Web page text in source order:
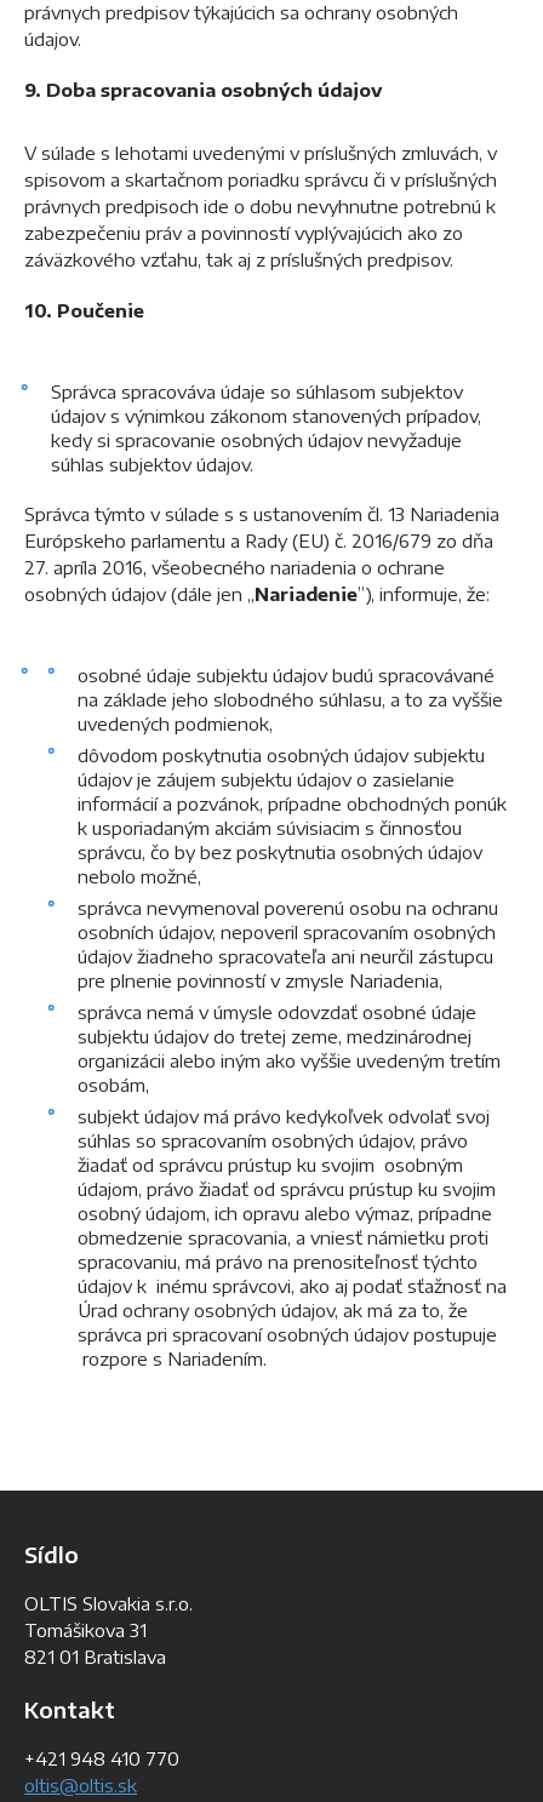
právnych predpisov týkajúcich sa ochrany osobných
údajov.
9. Doba spracovania osobných údajov
V súlade s lehotami uvedenými v príslušných zmluvách, v
spisovom a skartačnom poriadku správcu či v príslušných
právnych predpisoch ide o dobu nevyhnutne potrebnú k
zabezpečeniu práv a povinností vyplývajúcich ako zo
záväzkového vzťahu, tak aj z príslušných predpisov.
10. Poučenie
Správca spracováva údaje so súhlasom subjektov
údajov s výnimkou zákonom stanovených prípadov,
kedy si spracovanie osobných údajov nevyžaduje
súhlas subjektov údajov.
Správca týmto v súlade s s ustanovením čl. 13 Nariadenia
Európskeho parlamentu a Rady (EU) č. 2016/679 zo dňa
27. apríla 2016, všeobecného nariadenia o ochrane
osobných údajov (dále jen „Nariadenie”), informuje, že:
osobné údaje subjektu údajov budú spracovávané
na základe jeho slobodného súhlasu, a to za vyššie
uvedených podmienok,
dôvodom poskytnutia osobných údajov subjektu
údajov je záujem subjektu údajov o zasielanie
informácií a pozvánok, prípadne obchodných ponúk
k usporiadaným akciám súvisiacim s činnosťou
správcu, čo by bez poskytnutia osobných údajov
nebolo možné,
správca nevymenoval poverenú osobu na ochranu
osobních údajov, nepoveril spracovaním osobných
údajov žiadneho spracovateľa ani neurčil zástupcu
pre plnenie povinností v zmysle Nariadenia,
správca nemá v úmysle odovzdať osobné údaje
subjektu údajov do tretej zeme, medzinárodnej
organizácii alebo iným ako vyššie uvedeným tretím
osobám,
subjekt údajov má právo kedykoľvek odvolať svoj
súhlas so spracovaním osobných údajov, právo
žiadať od správcu prústup ku svojim osobným
údajom, právo žiadať od správcu prústup ku svojim
osobný údajom, ich opravu alebo výmaz, prípadne
obmedzenie spracovania, a vniesť námietku proti
spracovaniu, má právo na prenositeľnosť týchto
údajov k inému správcovi, ako aj podať sťažnosť na
Úrad ochrany osobných údajov, ak má za to, že
správca pri spracovaní osobných údajov postupuje
rozpore s Nariadením.
Sídlo
OLTIS Slovakia s.r.o.
Tomášikova 31
821 01 Bratislava
Kontakt
+421 948 410 770
oltis@oltis.sk